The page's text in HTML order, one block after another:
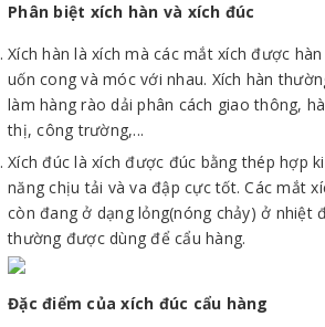
Phân biệt xích hàn và xích đúc
Xích hàn là xích mà các mắt xích được
uốn cong và móc với nhau. Xích hàn
làm hàng rào dải phân cách giao thông,
thị, công trường,...
Xích đúc là xích được đúc bằng thép hợp
năng chịu tải và va đập cực tốt. Các mắt
còn đang ở dạng lỏng(nóng chảy) ở nhiệt
thường được dùng để cẩu hàng.
Đặc điểm của xích đúc cẩu hàng